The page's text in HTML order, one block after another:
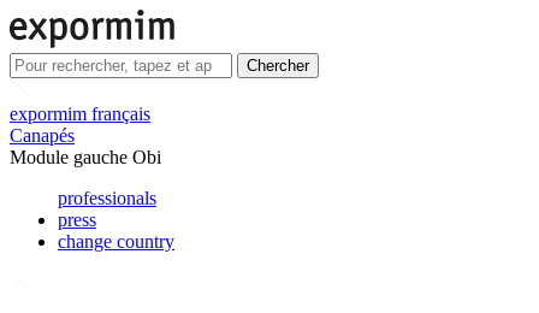
Chercher
expormim français
Canapés
Module gauche Obi
professionals
press
change country